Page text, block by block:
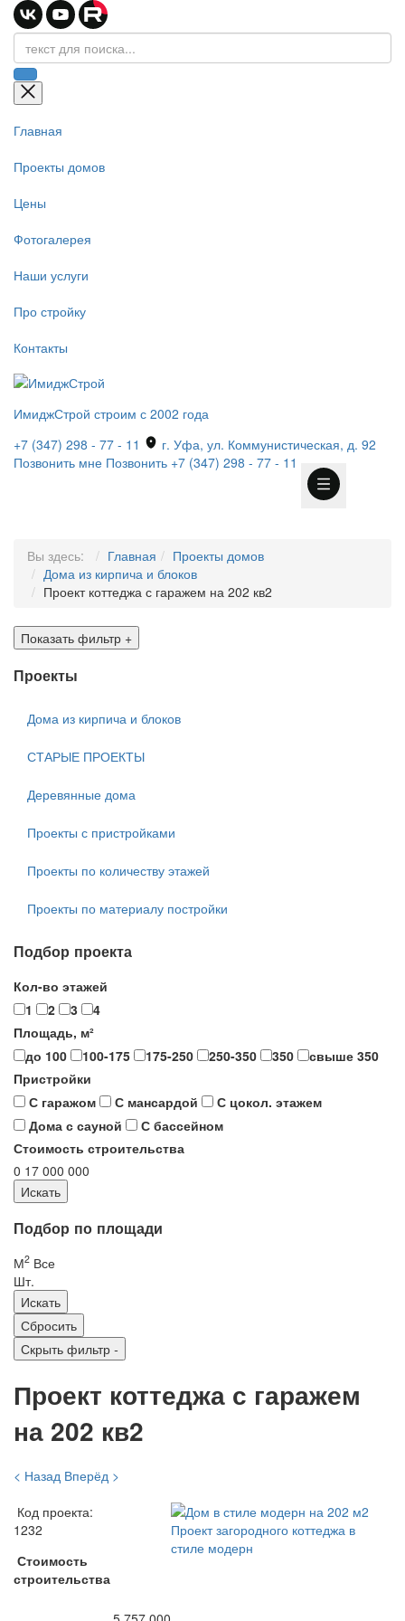
Главная
Проекты домов
Цены
Фотогалерея
Наши услуги
Про стройку
Контакты
ИмиджСтрой строим с 2002 года
+7 (347) 298 - 77 - 11
г. Уфа, ул. Коммунистическая, д. 92
Позвонить мне Позвонить +7 (347) 298 - 77 - 11
Вы здесь: Главная
Проекты домов
Дома из кирпича и блоков
Проект коттеджа с гаражем на 202 кв2
Показать фильтр +
Проекты
Дома из кирпича и блоков
СТАРЫЕ ПРОЕКТЫ
Деревянные дома
Проекты с пристройками
Проекты по количеству этажей
Проекты по материалу постройки
Подбор проекта
Кол-во этажей
1
2 3
4
Площадь, м²
до 100
100-175 175-250 250-350 350
свыше 350
Пристройки
С гаражом
С мансардой
С цокол. этажем
Дома с сауной
С бассейном
Стоимость строительства
0 17 000 000
Подбор по площади
М2 Все
Шт.
Скрыть фильтр -
Проект коттеджа с гаражем
на 202 кв2
< Назад Вперёд >
Код проекта:
1232
Стоимость
строительства